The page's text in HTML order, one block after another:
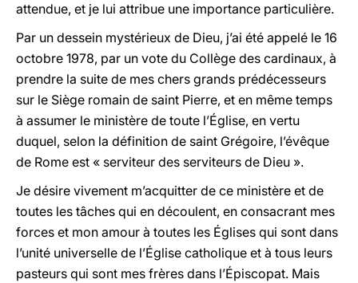
attendue, et je lui attribue une importance particulière.
Par un dessein mystérieux de Dieu, j’ai été appelé le 16
octobre 1978, par un vote du Collège des cardinaux, à
prendre la suite de mes chers grands prédécesseurs
sur le Siège romain de saint Pierre, et en même temps
à assumer le ministère de toute l’Église, en vertu
duquel, selon la définition de saint Grégoire, l’évêque
de Rome est « serviteur des serviteurs de Dieu ».
Je désire vivement m’acquitter de ce ministère et de
toutes les tâches qui en découlent, en consacrant mes
forces et mon amour à toutes les Églises qui sont dans
l’unité universelle de l’Église catholique et à tous leurs
pasteurs qui sont mes frères dans l’Épiscopat. Mais